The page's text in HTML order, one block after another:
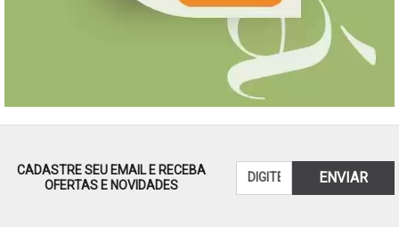
CADASTRE SEU EMAIL E RECEBA
OFERTAS E NOVIDADES
ENVIAR